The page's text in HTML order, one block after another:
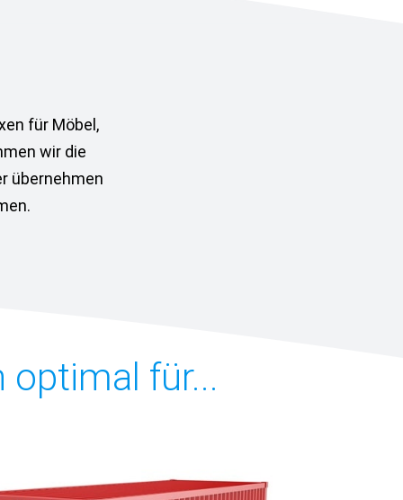
für Möbel,
wir die
übernehmen
optimal für...